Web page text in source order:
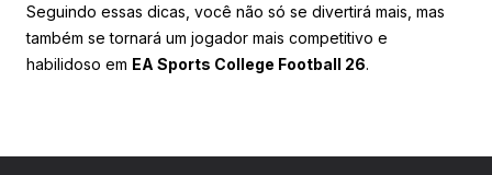
Seguindo essas dicas, você não só se divertirá mais, mas
também se tornará um jogador mais competitivo e
habilidoso em EA Sports College Football 26.